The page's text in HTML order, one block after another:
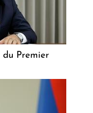
du Premier